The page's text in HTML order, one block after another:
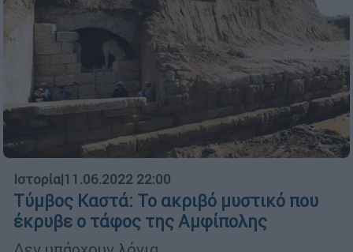
Ιστορία|11.06.2022 22:00
Tύμβος Καστά: Το ακριβό μυστικό που
έκρυβε ο τάφος της Αμφίπολης